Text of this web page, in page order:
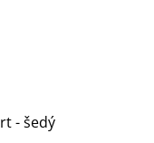
- šedý